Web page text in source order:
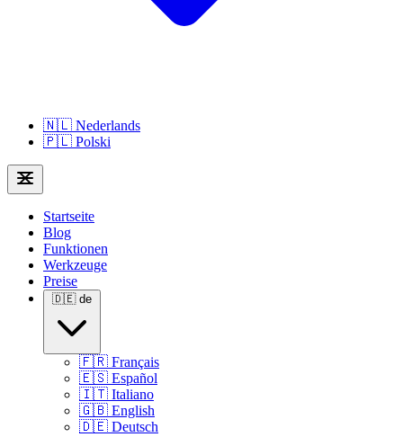
🇳🇱 Nederlands
🇵🇱 Polski
Startseite
Blog
Funktionen
Werkzeuge
Preise
🇩🇪 de
🇫🇷 Français
🇪🇸 Español
🇮🇹 Italiano
🇬🇧 English
🇩🇪 Deutsch